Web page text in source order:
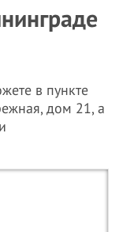
в пункте
дом 21, а